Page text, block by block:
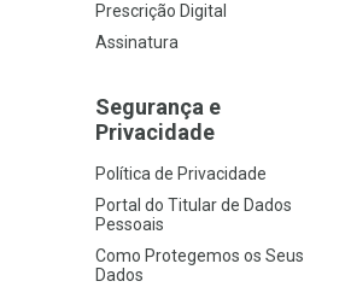
Prescrição Digital
Assinatura
Segurança e
Privacidade
Política de Privacidade
Portal do Titular de Dados
Pessoais
Como Protegemos os Seus
Dados